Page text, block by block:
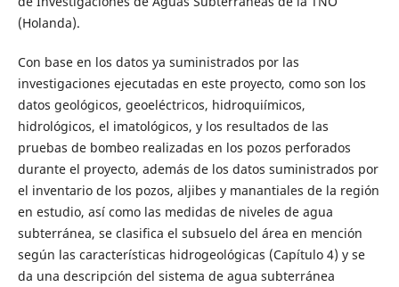
(Holanda).
Con base en los datos ya suministrados por las
investigaciones ejecutadas en este proyecto, como son los
datos geológicos, geoeléctricos, hidroquiímicos,
hidrológicos, el imatológicos, y los resultados de las
pruebas de bombeo realizadas en los pozos perforados
durante el proyecto, además de los datos suministrados por
el inventario de los pozos, aljibes y manantiales de la región
en estudio, así como las medidas de niveles de agua
subterránea, se clasifica el subsuelo del área en mención
según las características hidrogeológicas (Capítulo 4) y se
da una descripción del sistema de agua subterránea